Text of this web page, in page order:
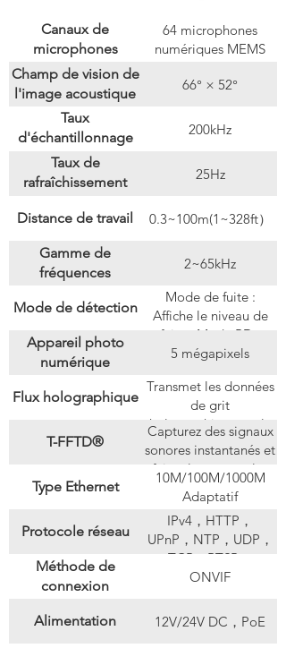
Canaux de
microphones
64 microphones
numériques MEMS
Champ de vision de
l'image acoustique
66° × 52°
Taux
d'échantillonnage
acoustique
200kHz
Taux de
rafraîchissement
25Hz
Distance de travail 0.3~100m(1~328ft）
Gamme de
fréquences
2~65kHz
Mode de détection
Mode de fuite :
Affiche le niveau de
fuite ; Mode PD :
Affiche un diagramme
Appareil photo
numérique
5 mégapixels
Flux holographique
Transmet les données
de grit
holographiques et le
flux vidéo en lumière
visible, le diagramme
FFT, le diagramme
PRPD et les résultats
d'évaluation des
fuites.
T-FFTD®
Capturez des signaux
sonores instantanés et
faites-les rester plus
longtemps dans
l'affichage acoustique
en temps réel
Type Ethernet
10M/100M/1000M
Adaptatif
Protocole réseau
IPv4，HTTP，
UPnP，NTP，UDP，
TCP，RTSP，
RTCP，RTP，
Méthode de
connexion
ONVIF
Alimentation 12V/24V DC，PoE